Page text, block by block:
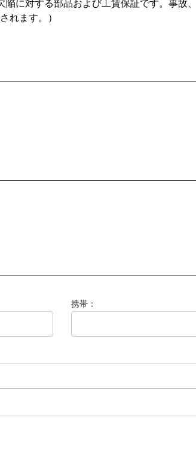
に対する部品および工賃保証です。事故
れます。）
携帯：